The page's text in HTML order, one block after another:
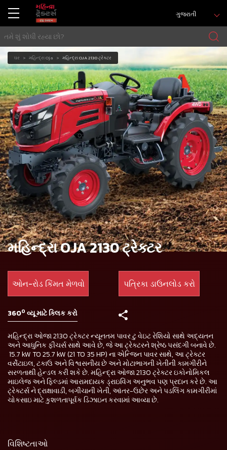
ગુજરાતી
ઘર મહિન્દ્રા Oja મહિન્દ્રા OJA 2130 ટ્રેક્ટર
મહિન્દ્રા OJA 2130 ટ્રેક્ટર
ઓન-રોડ કિંમત મેળવો પત્રિકા ડાઉનલોડ કરો
3600 વ્યૂ માટે ક્લિક કરો
મહિન્દ્રા ઓજા 2130 ટ્રેક્ટર ન્યૂનતમ પાવર ટુ વેઇટ રેશિયો સાથે અદ્યતન
અને આધુનિક ફીચર્સ સાથે આવે છે, જે આ ટ્રેક્ટરને શ્રેષ્ઠ પસંદગી બનાવે છે.
15.7 kW TO 25.7 kW (21 TO 35 HP) ના એન્જિન પાવર સાથે, આ ટ્રેક્ટર
વર્સેટાઇલ, ટકાઉ અને વિશ્વસનીય છે અને મોટાભાગની ખેતીની કામગીરીને
સરળતાથી હેન્ડલ કરી શકે છે. મહિન્દ્રા ઓજા 2130 ટ્રેક્ટર ઇકોનોમિકલ
માઇલેજ અને ફિલ્ડમાં આરામદાયક ડ્રાઇવિંગ અનુભવ પણ પ્રદાન કરે છે. આ
ટ્રેક્ટર્સ ને દ્રાક્ષાવાડી, બગીચાની ખેતી, આંતર-ઉછેર અને પડલિંગ કામગીરીમાં
ચોકસાઇ માટે કુશળતાપૂર્વક ડિઝાઇન કરવામાં આવ્યા છે.
વિશિષ્ટતાઓ